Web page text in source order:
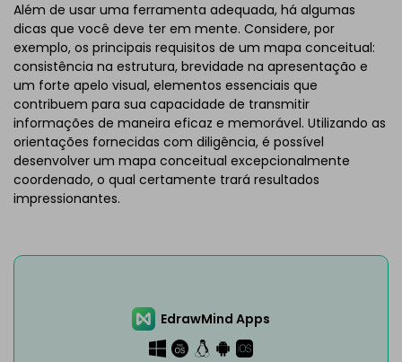
Além de usar uma ferramenta adequada, há algumas
dicas que você deve ter em mente. Considere, por
exemplo, os principais requisitos de um mapa conceitual:
consistência na estrutura, brevidade na apresentação e
um forte apelo visual, elementos essenciais que
contribuem para sua capacidade de transmitir
informações de maneira eficaz e memorável. Utilizando as
orientações fornecidas com diligência, é possível
desenvolver um mapa conceitual excepcionalmente
coordenado, o qual certamente trará resultados
impressionantes.
EdrawMind Apps